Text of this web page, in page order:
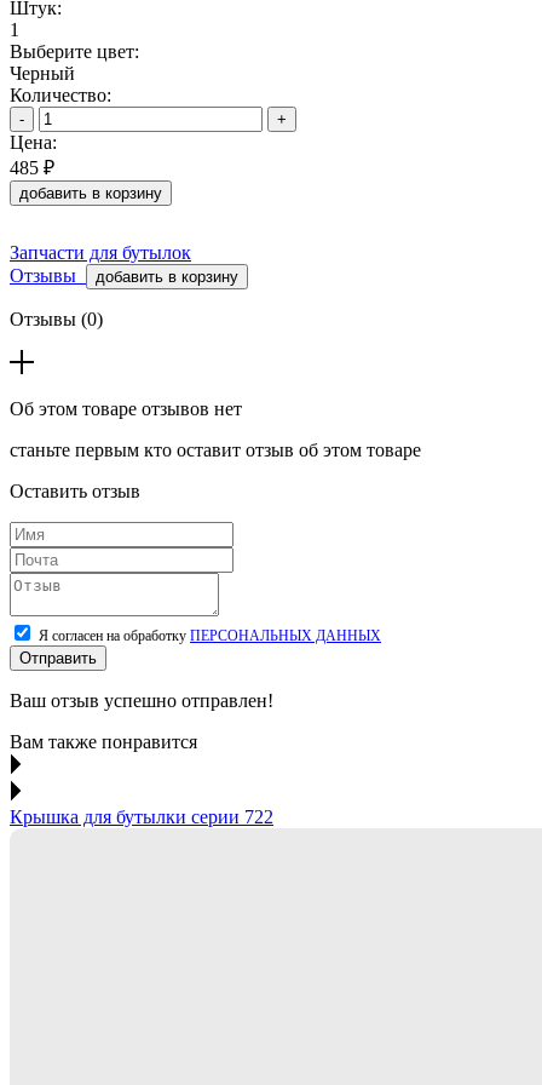
Штук:
1
Выберите цвет:
Черный
Количество:
- +
Цена:
485 ₽
добавить в корзину
Запчасти для бутылок
Отзывы
добавить в корзину
Отзывы (0)
Об этом товаре отзывов нет
станьте первым кто оставит отзыв об этом товаре
Оставить отзыв
Я согласен на обработку ПЕРСОНАЛЬНЫХ ДАННЫХ
Отправить
Ваш отзыв успешно отправлен!
Вам также понравится
Крышка для бутылки серии 722